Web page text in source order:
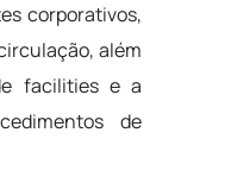
corporativos,
além
facilities e a
de